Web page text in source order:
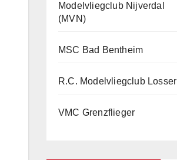
Modelvliegclub Nijverdal
(MVN)
MSC Bad Bentheim
R.C. Modelvliegclub Losser
VMC Grenzflieger